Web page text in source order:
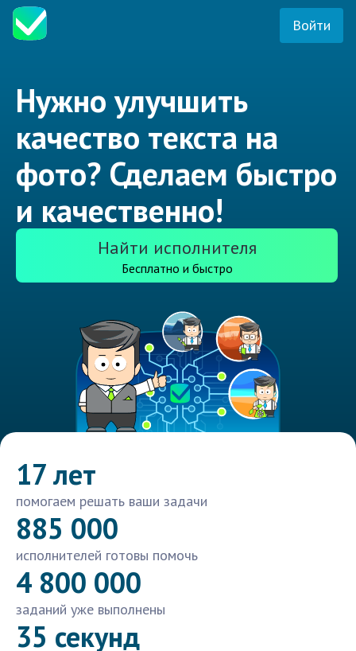
Войти
Нужно улучшить
качество текста на
фото? Сделаем быстро
и качественно!
Найти исполнителя
Бесплатно и быстро
17 лет
помогаем решать ваши задачи
885 000
исполнителей готовы помочь
4 800 000
заданий уже выполнены
35 секунд